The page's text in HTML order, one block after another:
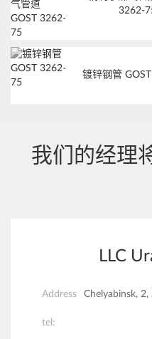
3262-
镀锌钢管
我们的经理
LLC
Address Chelyabinsk,
tel: